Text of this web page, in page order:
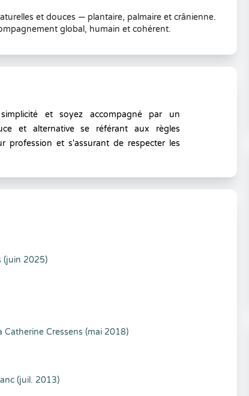
et douces — plantaire, palmaire et crânienne.
global, humain et cohérent.
et soyez accompagné par un
et alternative se référant aux règles
profession et s'assurant de respecter les
(juin 2025)
Cressens (mai 2018)
(juil. 2013)